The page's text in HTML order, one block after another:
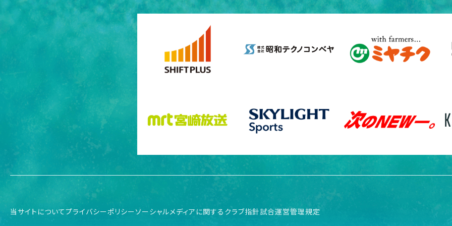
当サイトについてプライバシーポリシーソーシャルメディアに関するクラブ指針試合運営管理規定